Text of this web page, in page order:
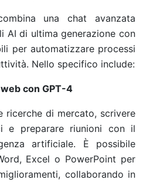
una chat avanzata
AI di ultima generazione con
per automatizzare processi
Nello specifico include:
con GPT-4
ricerche di mercato, scrivere
e preparare riunioni con il
artificiale. È possibile
Excel o PowerPoint per
collaborando in